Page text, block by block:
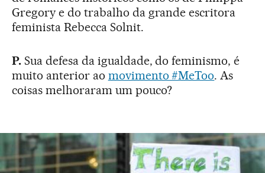
Gregory e do trabalho da grande escritora
feminista Rebecca Solnit.
P.Sua defesa da igualdade, do feminismo, é
muito anterior ao movimento #MeToo. As
coisas melhoraram um pouco?